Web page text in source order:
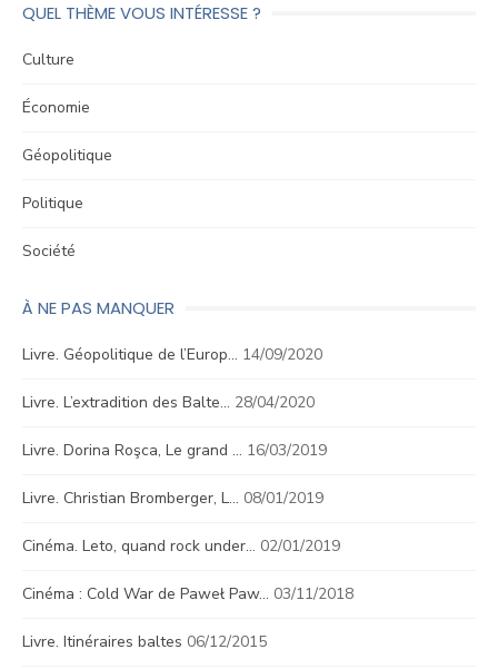
QUEL THÈME VOUS INTÉRESSE ?
Culture
Économie
Géopolitique
Politique
Société
À NE PAS MANQUER
Livre. Géopolitique de l’Europ… 14/09/2020
Livre. L’extradition des Balte… 28/04/2020
Livre. Dorina Roşca, Le grand … 16/03/2019
Livre. Christian Bromberger, L… 08/01/2019
Cinéma. Leto, quand rock under… 02/01/2019
Cinéma : Cold War de Paweł Paw… 03/11/2018
Livre. Itinéraires baltes 06/12/2015